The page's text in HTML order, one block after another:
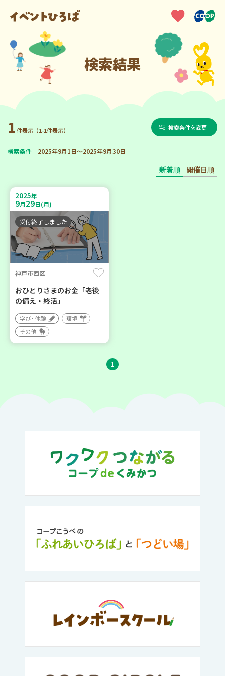
検索結果
1件表示（1-1件表示） 検索条件を変更
検索条件 2025年9月1日～2025年9月30日
新着順 開催日順
2025年
9月29日(月)
受付終了しました
神戸市西区
おひとりさまのお金「老後
の備え・終活」
学び・体験
環境
その他
1